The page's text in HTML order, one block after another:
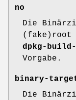
no
Die
(fake)root
dpkg-
Vorgabe.
binary-
Die